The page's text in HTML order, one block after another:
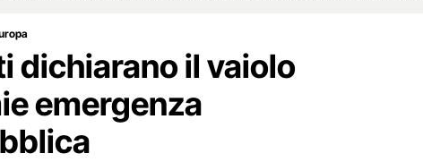
dichiarano il vaiolo
emergenza